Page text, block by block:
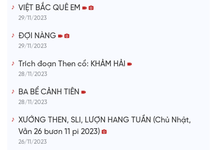
VIỆT BẮC QUÊ EM
29/11/2023
ĐỢI NÀNG
29/11/2023
Trích đoạn Then cổ: KHẢM HẢI
28/11/2023
BA BỂ CẢNH TIÊN
28/11/2023
XƯỚNG THEN, SLI, LƯỢN HANG TUẦN (Chủ Nhật,
Vằn 26 bươn 11 pi 2023)
26/11/2023